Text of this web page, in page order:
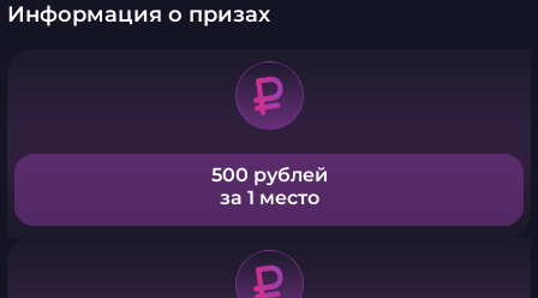
Информация о призах
500 рублей
за 1 место